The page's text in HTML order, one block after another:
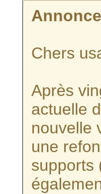
Annonce
Chers
Après
actuelle
nouvelle
une
supports